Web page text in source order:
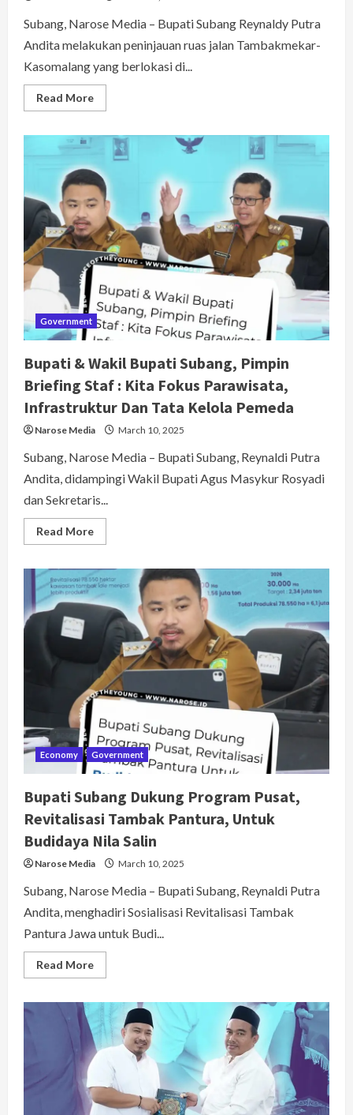
Subang, Narose Media – Bupati Subang Reynaldy Putra
Andita melakukan peninjauan ruas jalan Tambakmekar-
Kasomalang yang berlokasi di...
Read MoreRead
more
Banyak
Aduan
Masyarakat
Melalui
Instagram.
Bupati
Subang
Gercep
Sambangi
Jalan
Rusak
di
Desa
Kumpay.
Government
Bupati & Wakil Bupati Subang, Pimpin
Briefing Staf : Kita Fokus Parawisata,
Infrastruktur Dan Tata Kelola Pemeda
Narose Media March 10, 2025
Subang, Narose Media – Bupati Subang, Reynaldi Putra
Andita, didampingi Wakil Bupati Agus Masykur Rosyadi
dan Sekretaris...
Read MoreRead
more
&
Wakil
Bupati
Subang,
Pimpin
Briefing
Kita
Fokus
Parawisata,
Infrastruktur
Dan
Tata
Kelola
Pemeda
Economy Government
Bupati Subang Dukung Program Pusat,
Revitalisasi Tambak Pantura, Untuk
Budidaya Nila Salin
Narose Media March 10, 2025
Subang, Narose Media – Bupati Subang, Reynaldi Putra
Andita, menghadiri Sosialisasi Revitalisasi Tambak
Pantura Jawa untuk Budi...
Read MoreRead
more
Subang
Dukung
Program
Pusat,
Revitalisasi
Tambak
Pantura,
Untuk
Budidaya
Nila